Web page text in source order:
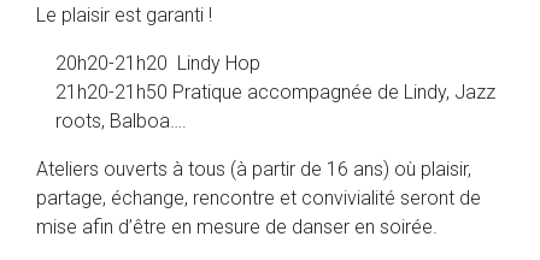
Le plaisir est garanti !
20h20-21h20 Lindy Hop
21h20-21h50 Pratique accompagnée de Lindy, Jazz
roots, Balboa….
Ateliers ouverts à tous (à partir de 16 ans) où plaisir,
partage, échange, rencontre et convivialité seront de
mise afin d’être en mesure de danser en soirée.